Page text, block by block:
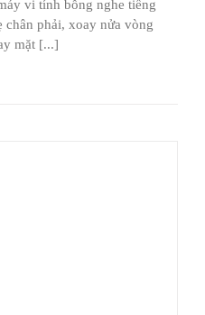
vi tính bỗng nghe tiếng
chân phải, xoay nửa vòng
mặt [...]